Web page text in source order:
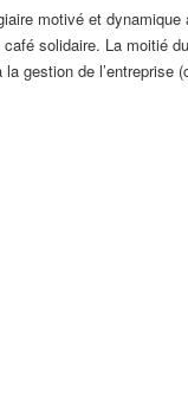
motivé et
solidaire. La moitié
gestion de